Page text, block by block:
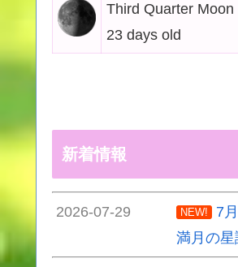
Third Quarter Moon
23 days old
新着情報
2026-07-29 NEW!
7
満月の星